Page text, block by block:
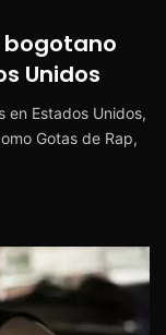
bogotano
Unidos
en Estados Unidos,
Gotas de Rap,